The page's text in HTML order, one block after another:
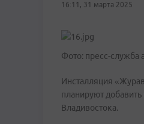
16:11, 31 марта 2025
Фото: пресс-служба
Инсталляция
планируют
Владивостока.